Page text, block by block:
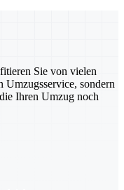
Sie von vielen
sondern
Ihren Umzug noch